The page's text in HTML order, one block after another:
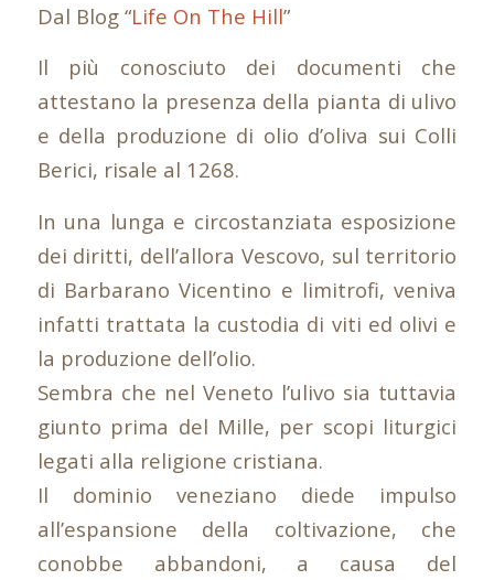
Dal Blog “Life On The Hill”
Il più conosciuto dei documenti che
attestano la presenza della pianta di ulivo
e della produzione di olio d’oliva sui Colli
Berici, risale al 1268.
In una lunga e circostanziata esposizione
dei diritti, dell’allora Vescovo, sul territorio
di Barbarano Vicentino e limitrofi, veniva
infatti trattata la custodia di viti ed olivi e
la produzione dell’olio.
Sembra che nel Veneto l’ulivo sia tuttavia
giunto prima del Mille, per scopi liturgici
legati alla religione cristiana.
Il dominio veneziano diede impulso
all’espansione della coltivazione, che
conobbe abbandoni, a causa del